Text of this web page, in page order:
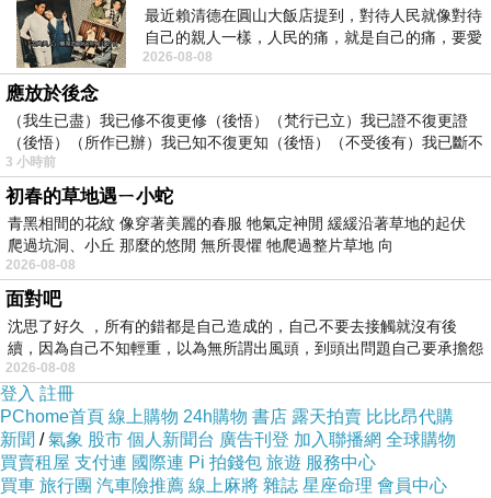
2011-03-27 21:33:41
好美的玩意兒
知它是工具
只是對我外行人而言
卻不知它的功用
因此供圖之際
何不說說設計的理念
以及它的功用所在
這樣才能讓讀者提供建議
最近賴清德在圓山大飯店提到，對待人民就像對待
自己的親人一樣，人民的痛，就是自己的痛，要愛
民如親，說的這麼好聽，實際上根本沒做
2026-08-08
應放於後念
（我生已盡）我已修不復更修（後悟）（梵行已立）我已證不復更證
（後悟）（所作已辦）我已知不復更知（後悟）（不受後有）我已斷不
復
3 小時前
初春的草地遇ㄧ小蛇
青黑相間的花紋 像穿著美麗的春服 牠氣定神閒 緩緩沿著草地的起伏
爬過坑洞、小丘 那麼的悠閒 無所畏懼 牠爬過整片草地 向
2026-08-08
面對吧
沈思了好久 ，所有的錯都是自己造成的，自己不要去接觸就沒有後
續，因為自己不知輕重，以為無所謂出風頭，到頭出問題自己要承擔怨
不
2026-08-08
登入 註冊
PChome首頁 線上購物 24h購物 書店 露天拍賣 比比昂代購
新聞 /氣象 股市 個人新聞台 廣告刊登 加入聯播網 全球購物
買賣租屋 支付連 國際連 Pi 拍錢包 旅遊 服務中心
買車 旅行團 汽車險推薦 線上麻將 雜誌 星座命理 會員中心